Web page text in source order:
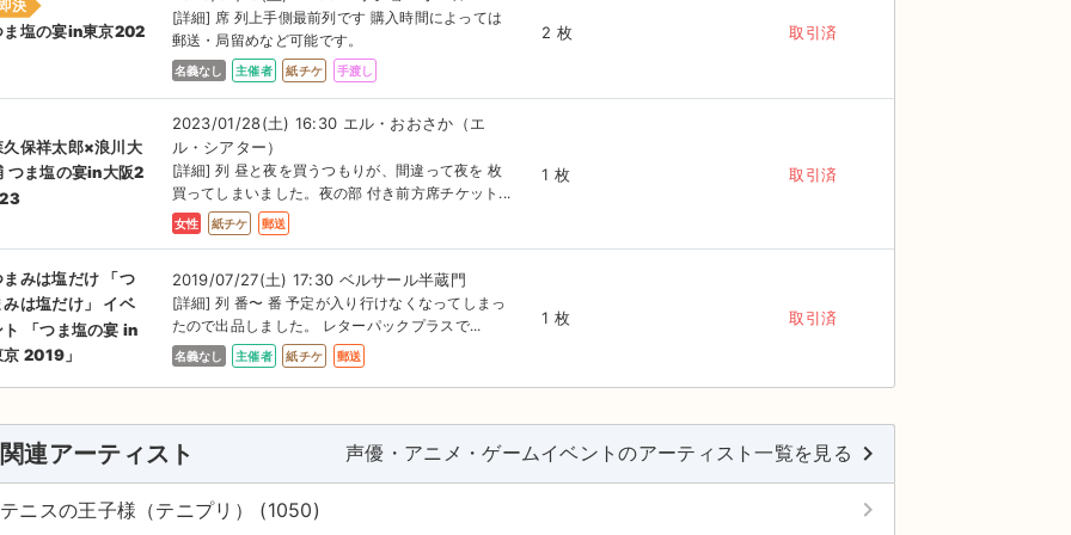
即決
ま塩の宴in東京202
[詳細] 席 列上手側最前列です 購入時間によっては
郵送・局留めなど可能です。
名義なし 主催者 紙チケ 手渡し
2 枚 取引済
久保祥太郎×浪川大
つま塩の宴in大阪2
2023/01/28(土) 16:30 エル・おおさか（エ
ル・シアター）
[詳細] 列 昼と夜を買うつもりが、間違って夜を 枚
買ってしまいました。夜の部 付き前方席チケット...
女性 紙チケ 郵送
1 枚 取引済
まみは塩だけ 「つ
みは塩だけ」 イベ
ト 「つま塩の宴 in
京 2019」
2019/07/27(土) 17:30 ベルサール半蔵門
[詳細] 列 番〜 番 予定が入り行けなくなってしまっ
たので出品しました。 レターパックプラスで...
名義なし 主催者 紙チケ 郵送
1 枚 取引済
関連アーティスト 声優・アニメ・ゲームイベントのアーティスト一覧を見る keyboard_arrow_right
テニスの王子様（テニプリ） (1050) keyboard_arrow_right